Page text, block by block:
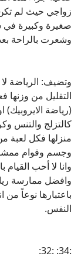
زواجي حيث لم
صغيرة وكبيرة
وشعرت بالراحة
وتضيف: الرياضة
التقليل من وزنها
(رياضة
كالتزلج والتنس
منزلها فكل لعبة
وجسم وقوام
وانا لا أحب القيام
وافضل ممارسة
باعتبارها نوعاً من
النفس.
:34: :32: